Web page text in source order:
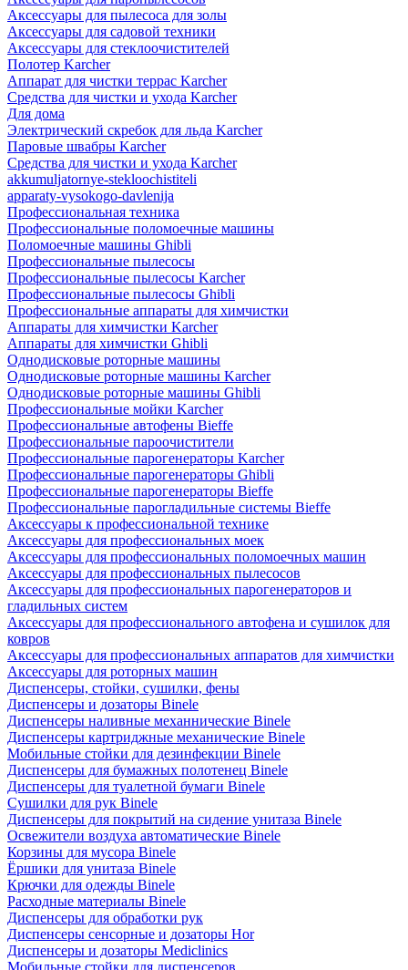
Аксессуары для пылесоса для золы
Аксессуары для садовой техники
Аксессуары для стеклоочистителей
Полотер Karcher
Аппарат для чистки террас Karcher
Средства для чистки и ухода Karcher
Для дома
Электрический скребок для льда Karcher
Паровые швабры Karcher
Средства для чистки и ухода Karcher
akkumuljatornye-stekloochistiteli
apparaty-vysokogo-davlenija
Профессиональная техника
Профессиональные поломоечные машины
Поломоечные машины Ghibli
Профессиональные пылесосы
Профессиональные пылесосы Karcher
Профессиональные пылесосы Ghibli
Профессиональные аппараты для химчистки
Аппараты для химчистки Karcher
Аппараты для химчистки Ghibli
Однодисковые роторные машины
Однодисковые роторные машины Karcher
Однодисковые роторные машины Ghibli
Профессиональные мойки Karcher
Профессиональные автофены Bieffe
Профессиональные пароочистители
Профессиональные парогенераторы Karcher
Профессиональные парогенераторы Ghibli
Профессиональные парогенераторы Bieffe
Профессиональные парогладильные системы Bieffe
Аксессуары к профессиональной технике
Аксессуары для профессиональных моек
Аксессуары для профессиональных поломоечных машин
Аксессуары для профессиональных пылесосов
Аксессуары для профессиональных парогенераторов и
гладильных систем
Аксессуары для профессионального автофена и сушилок для
ковров
Аксессуары для профессиональных аппаратов для химчистки
Аксессуары для роторных машин
Диспенсеры, стойки, сушилки, фены
Диспенсеры и дозаторы Binele
Диспенсеры наливные механнические Binele
Диспенсеры картриджные механические Binele
Мобильные стойки для дезинфекции Binele
Диспенсеры для бумажных полотенец Binele
Диспенсеры для туалетной бумаги Binele
Сушилки для рук Binele
Диспенсеры для покрытий на сидение унитаза Binele
Освежители воздуха автоматические Binele
Корзины для мусора Binele
Ёршики для унитаза Binele
Крючки для одежды Binele
Расходные материалы Binele
Диспенсеры для обработки рук
Диспенсеры сенсорные и дозаторы Hor
Диспенсеры и дозаторы Mediclinics
Мобильные стойки для диспенсеров